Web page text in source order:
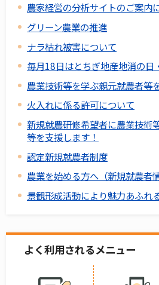
農家経営の分析サイトのご案内
グリーン農業の推進
ナラ枯れ被害について
毎月18日はとちぎ地産地消の日
農業技術等を学ぶ親元就農者等
火入れに係る許可について
新規就農研修希望者に農業技術
等を支援します！
認定新規就農者制度
農業を始める方へ（新規就農者情
景観形成活動により魅力あふれ
よく利用されるメニュー